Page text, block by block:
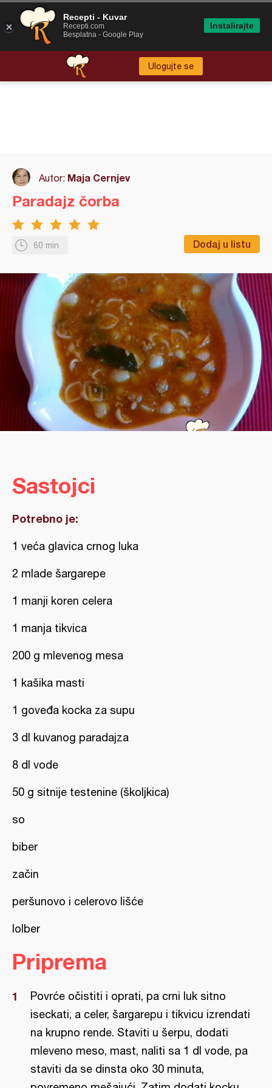
Ulogujte se
Autor: Maja Cernjev
60 min Dodaj u listu
Paradajz čorba
Sastojci
Potrebno je:
1 veća glavica crnog luka
2 mlade šargarepe
1 manji koren celera
1 manja tikvica
200 g mlevenog mesa
1 kašika masti
1 goveđa kocka za supu
3 dl kuvanog paradajza
8 dl vode
50 g sitnije testenine (školjkica)
so
biber
začin
peršunovo i celerovo lišće
lolber
Priprema
Povrće očistiti i oprati, pa crni luk sitno
iseckati, a celer, šargarepu i tikvicu izrendati
na krupno rende. Staviti u šerpu, dodati
mleveno meso, mast, naliti sa 1 dl vode, pa
staviti da se dinsta oko 30 minuta,
Recepti - Kuvar
Recepti.com
Besplatna - Google Play
Instalirajte